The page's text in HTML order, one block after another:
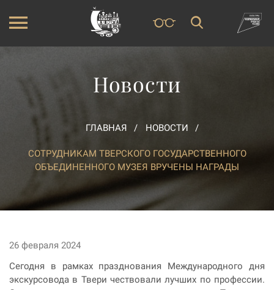
Новости
ГЛАВНАЯ НОВОСТИ
СОТРУДНИКАМ ТВЕРСКОГО ГОСУДАРСТВЕННОГО
ОБЪЕДИНЕННОГО МУЗЕЯ ВРУЧЕНЫ НАГРАДЫ
26 февраля 2024
Сегодня в рамках празднования Международного дня
экскурсовода в Твери чествовали лучших по профессии.